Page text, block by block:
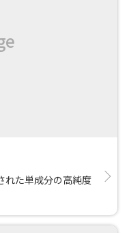
れた単成分の高純度